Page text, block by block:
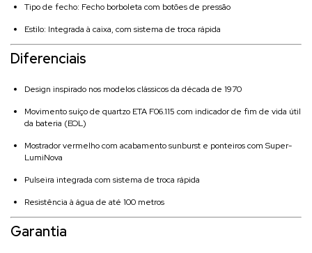
Tipo de fecho: Fecho borboleta com botões de pressão
Estilo: Integrada à caixa, com sistema de troca rápida
Diferenciais
Design inspirado nos modelos clássicos da década de 1970
Movimento suíço de quartzo ETA F06.115 com indicador de fim de vida útil
da bateria (EOL)
Mostrador vermelho com acabamento sunburst e ponteiros com Super-
LumiNova
Pulseira integrada com sistema de troca rápida
Resistência à água de até 100 metros
Garantia